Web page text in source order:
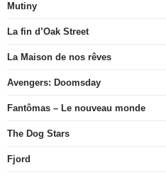
Mutiny
La fin d’Oak Street
La Maison de nos rêves
Avengers: Doomsday
Fantômas – Le nouveau monde
The Dog Stars
Fjord